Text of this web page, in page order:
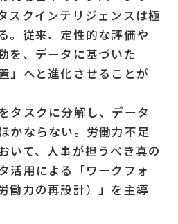
スクインテリジェンスは極
。従来、定性的な評価や
を、データに基づいた
」へと進化させることが
タスクに分解し、データ
かならない。労働力不足
いて、人事が担うべき真の
活用による「ワークフォ
働力の再設計）」を主導